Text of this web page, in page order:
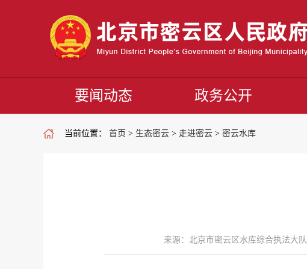
要闻动态 政务公开
当前位置： 首页 > 生态密云 > 走进密云 > 密云水库
来源：北京市密云区水库综合执法大队